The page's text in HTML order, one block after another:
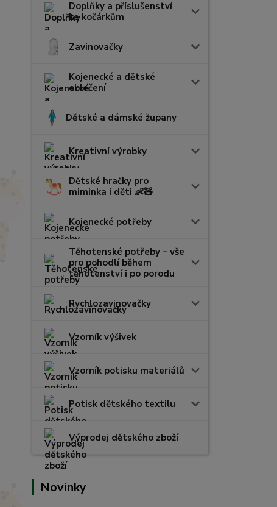
Doplňky a příslušenství
ke kočárkům
Zavinovačky
Kojenecké a dětské
oblečení
Dětské a dámské župany
Kreativní výrobky
Dětské hračky pro
miminka i děti 👶🧸
Kojenecké potřeby
Těhotenské potřeby – vše
pro pohodlí během
těhotenství i po porodu
Rychlozavinovačky
Vzorník výšivek
Vzorník potisku materiálů
Potisk dětského textilu
Výprodej dětského zboží
Novinky